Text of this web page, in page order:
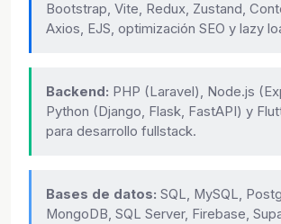
Bootstrap, Vite, Redux, Zustand,
Axios, EJS, optimización SEO y lazy
Backend: PHP (Laravel), Node.js
Python (Django, Flask, FastAPI) y
para desarrollo fullstack.
Bases de datos: SQL, MySQL,
MongoDB, SQL Server, Firebase,